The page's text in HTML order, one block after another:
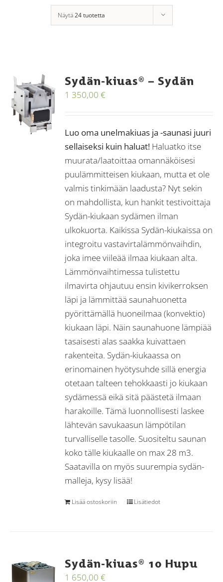
Näytä24 tuotetta
Sydän-kiuas® – Sydän
1 350,00€
Luo oma unelmakiuas ja -saunasi juuri
sellaiseksi kuin haluat! Haluatko itse
muurata/laatoittaa omannäköisesi
puulämmitteisen kiukaan, mutta et ole
valmis tinkimään laadusta? Nyt sekin
on mahdollista, kun hankit testivoittaja
Sydän-kiukaan sydämen ilman
ulkokuorta. Kaikissa Sydän-kiukaissa on
integroitu vastavirtalämmönvaihdin,
joka imee viileää ilmaa kiukaan alta.
Lämmönvaihtimessa tulistettu
ilmavirta ohjautuu ensin kivikerroksen
läpi ja lämmittää saunahuonetta
pyörittämällä huoneilmaa (konvektio)
kiukaan läpi. Näin saunahuone lämpiää
tasaisesti alas saakka kuivattaen
rakenteita. Sydän-kiukaassa on
erinomainen hyötysuhde sillä energia
otetaan talteen tehokkaasti jo kiukaan
sydämessä eikä sitä päästetä ilmaan
harakoille. Tämä luonnollisesti laskee
lähtevän savukaasun lämpötilan
turvalliselle tasolle. Suositeltu saunan
koko tälle kiukaalle on max 28 m3.
Saatavilla on myös suurempia sydän-
malleja, kysy lisää!
Lisää ostoskoriin Lisätiedot
Sydän-kiuas® 10 Hupu
1 650,00€